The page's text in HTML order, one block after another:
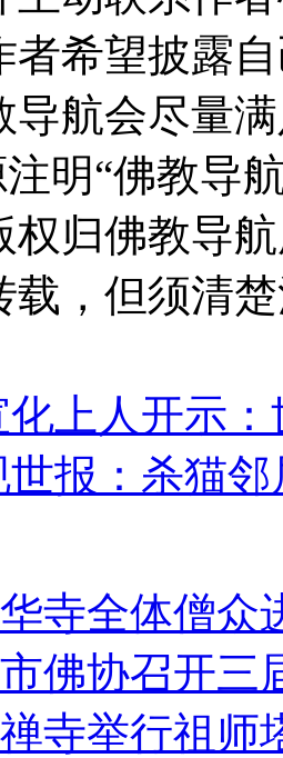
者希望披露
导航会尽量
明“佛教导
权归佛教导
载，但须清
化上人开示
世报：杀猫
寺全体僧众
佛协召开三
寺举行祖师